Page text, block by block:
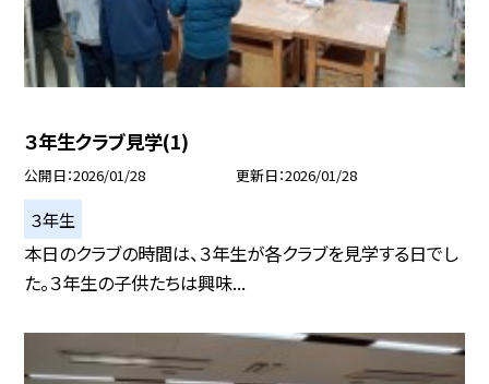
３年生クラブ見学(1)
公開日 2026/01/28 更新日 2026/01/28
３年生
本日のクラブの時間は、３年生が各クラブを見学する日でし
た。３年生の子供たちは興味...